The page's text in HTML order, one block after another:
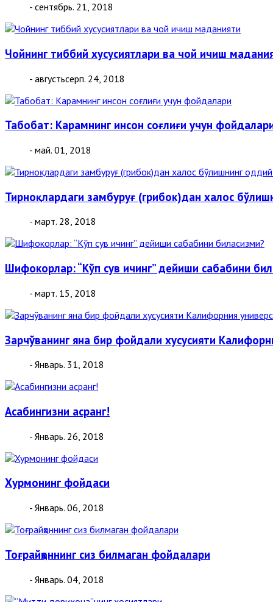
- сентябрь. 21, 2018
Чойнинг тиббий хусусиятлари ва чой ичиш
- августьсерп. 24, 2018
Табобат: Карамнинг инсон соғлиғи учун
- май. 01, 2018
Тирноқлардаги замбуруғ (грибок)дан халос
- март. 28, 2018
Шифокорлар: “Кўп сув ичинг” дейиши сабабини
- март. 15, 2018
Зарчўванинг яна бир фойдали хусусияти
- Январь. 31, 2018
Асабингизни асранг!
- Январь. 26, 2018
Хурмонинг фойдаси
- Январь. 06, 2018
Тоғрайҳоннинг сиз билмаган фойдалари
- Январь. 04, 2018